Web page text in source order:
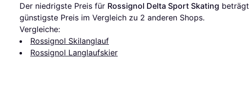
Der niedrigste Preis für Rossignol Delta Sport Skating beträgt
günstigste Preis im Vergleich zu 2 anderen Shops.
Vergleiche:
Rossignol Skilanglauf
Rossignol Langlaufskier